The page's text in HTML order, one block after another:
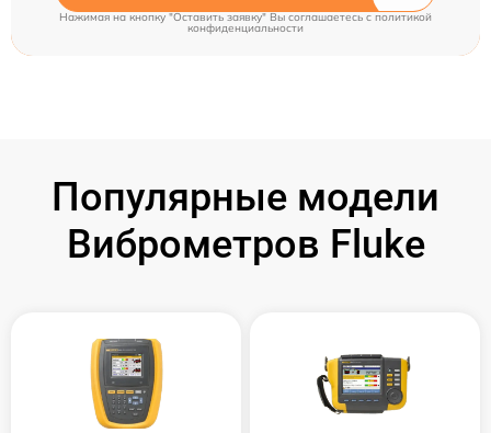
Нажимая на кнопку "Оставить заявку" Вы соглашаетесь cполитикой
конфиденциальности
Популярные модели
Виброметров Fluke